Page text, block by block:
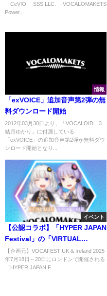
©CeVIO ©SSS LLC. ©VOCALOMAKETS
Power...
情報
「exVOICE」追加音声第2弾の無
料ダウンロード開始
2012年03月30日より、「VOCALOID™3
結月ゆかり」に付属している
「exVOICE」の追加音声第2弾が無料ダウ
ンロード開始となり...
イベント
【公認コラボ】「HYPER JAPAN
Festival」の「VIRTUAL
Theatre」に結月ゆかり・紲星あ
かりの出演が決定
【企画元】VOCAFEST UK & Ireland 2025
年7月18日～20日にロンドンで開催される
「HYPER JAPAN F...